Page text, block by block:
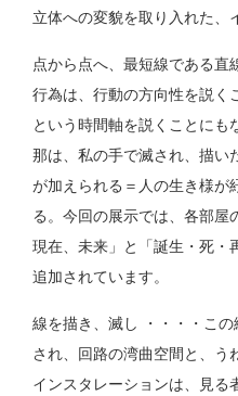
立体への変貌を取り入れた、
点から点へ、最短線である直
行為は、行動の方向性を説く
という時間軸を説くことにも
那は、私の手で滅され、描い
が加えられる＝人の生き様が
る。今回の展示では、各部屋
現在、未来」と「誕生・死・
追加されています。
線を描き、滅し ・・・・こ
され、回路の湾曲空間と、う
インスタレーションは、見る